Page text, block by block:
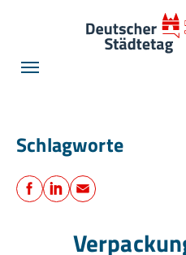
Schlagworte
Teilen
Facebook
LinkedIn
E-Mail